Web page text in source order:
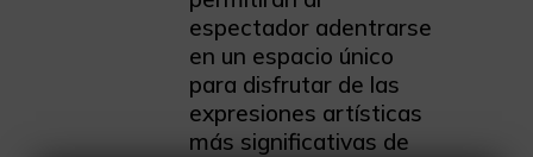
espectador adentrarse
en un espacio único
para disfrutar de las
expresiones artísticas
más significativas de